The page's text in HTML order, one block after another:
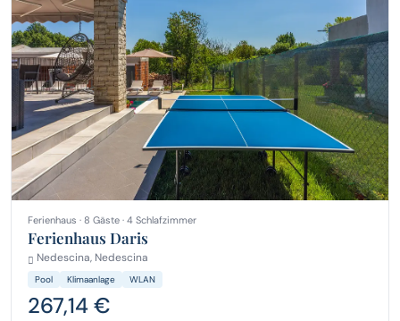
Ferienhaus · 8 Gäste · 4 Schlafzimmer
Ferienhaus Daris
Nedescina, Nedescina
Pool Klimaanlage WLAN
267,14 €